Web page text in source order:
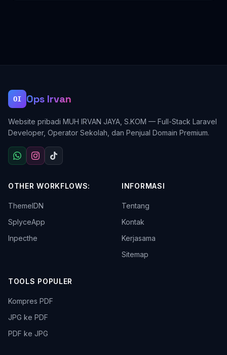
OI Ops Irvan
Website pribadi MUH IRVAN JAYA, S.KOM — Full-Stack Laravel
Developer, Operator Sekolah, dan Penjual Domain Premium.
OTHER WORKFLOWS:
ThemeIDN
SplyceApp
Inpecthe
INFORMASI
Tentang
Kontak
Kerjasama
Sitemap
TOOLS POPULER
Kompres PDF
JPG ke PDF
PDF ke JPG